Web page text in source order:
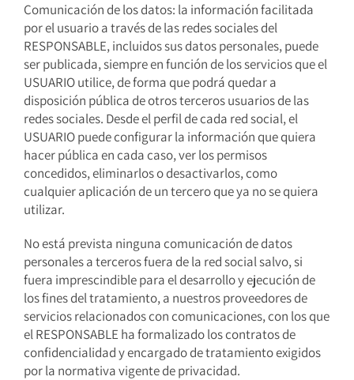
Comunicación de los datos: la información facilitada
por el usuario a través de las redes sociales del
RESPONSABLE, incluidos sus datos personales, puede
ser publicada, siempre en función de los servicios que el
USUARIO utilice, de forma que podrá quedar a
disposición pública de otros terceros usuarios de las
redes sociales. Desde el perfil de cada red social, el
USUARIO puede configurar la información que quiera
hacer pública en cada caso, ver los permisos
concedidos, eliminarlos o desactivarlos, como
cualquier aplicación de un tercero que ya no se quiera
utilizar.
No está prevista ninguna comunicación de datos
personales a terceros fuera de la red social salvo, si
fuera imprescindible para el desarrollo y ejecución de
los fines del tratamiento, a nuestros proveedores de
servicios relacionados con comunicaciones, con los que
el RESPONSABLE ha formalizado los contratos de
confidencialidad y encargado de tratamiento exigidos
por la normativa vigente de privacidad.